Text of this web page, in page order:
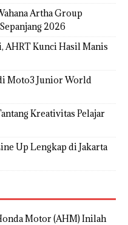
Artha Group
2026
AHRT Kunci Hasil Manis
Moto3 Junior World
Kreativitas Pelajar
Up Lengkap di Jakarta
Motor (AHM) Inilah